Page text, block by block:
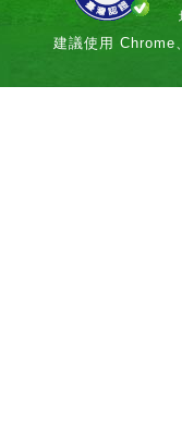
建議使用 Chrome